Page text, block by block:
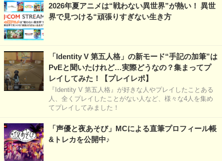
2026年夏アニメは“戦わない異世界”が熱い！ 異世
界で見つける“頑張りすぎない生き方
「Identity V 第五人格」の新モード“手記の加筆”は
PvEと聞いたけれど…実際どうなの？集まってプ
レイしてみた！【プレイレポ】
『Identity V 第五人格』が好きな人やプレイしたことある
人、全くプレイしたことがない人など、様々な4人を集め
てプレイしてみました！
「声優と夜あそび」MCによる直筆プロフィール帳
&トレカを公開中♪